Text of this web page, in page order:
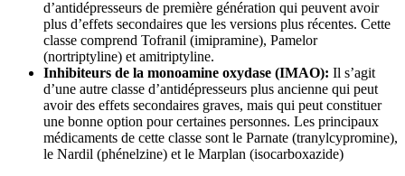
d’antidépresseurs de première génération qui peuvent avoir
plus d’effets secondaires que les versions plus récentes. Cette
classe comprend Tofranil (imipramine), Pamelor
(nortriptyline) et amitriptyline.
Inhibiteurs de la monoamine oxydase (IMAO): Il s’agit
d’une autre classe d’antidépresseurs plus ancienne qui peut
avoir des effets secondaires graves, mais qui peut constituer
une bonne option pour certaines personnes. Les principaux
médicaments de cette classe sont le Parnate (tranylcypromine),
le Nardil (phénelzine) et le Marplan (isocarboxazide)